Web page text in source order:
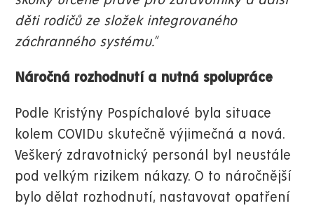
děti rodičů ze složek integrovaného
záchranného systému.“
Náročná rozhodnutí a nutná spolupráce
Podle Kristýny Pospíchalové byla situace
kolem COVIDu skutečně výjimečná a nová.
Veškerý zdravotnický personál byl neustále
pod velkým rizikem nákazy. O to náročnější
bylo dělat rozhodnutí, nastavovat opatření